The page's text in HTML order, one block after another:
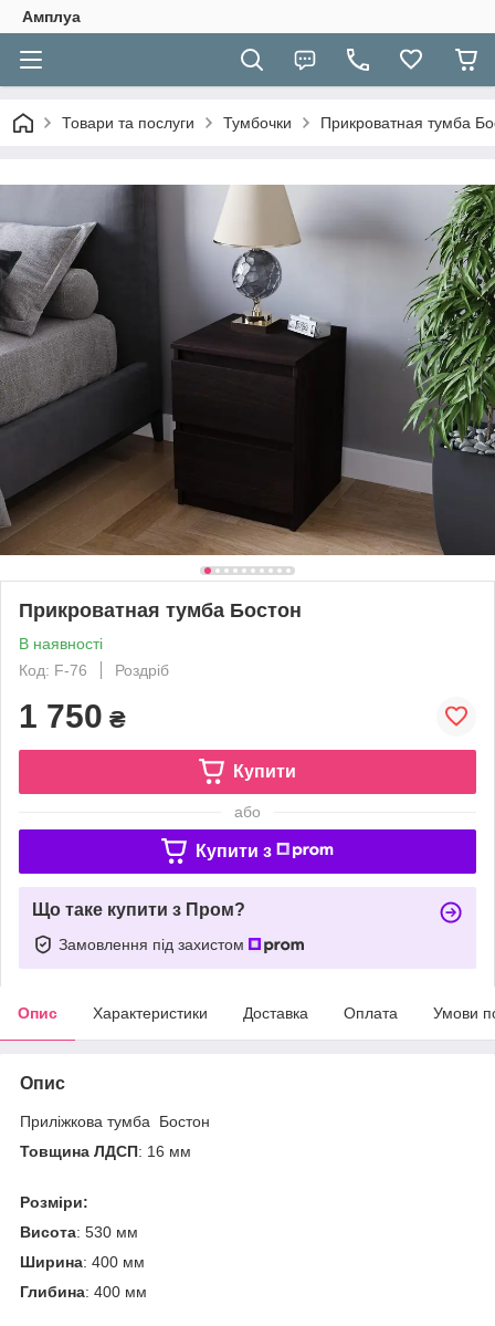
Амплуа
Товари та послуги Тумбочки Прикроватная тумба
Прикроватная тумба Бостон
В наявності
Код: F-76
Роздріб
1 750 ₴
Купити
або
Купити з
Що таке купити з Пром?
Замовлення під захистом
Опис Характеристики Доставка Оплата Умови
Опис
Приліжкова тумба Бостон
Товщина ЛДСП: 16 мм
Розміри:
Висота: 530 мм
Ширина: 400 мм
Глибина: 400 мм